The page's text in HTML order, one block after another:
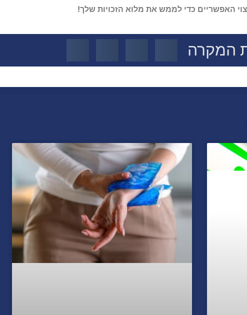
האפשריים כדי לממש את מלוא הזכויות שלך!
המקרה